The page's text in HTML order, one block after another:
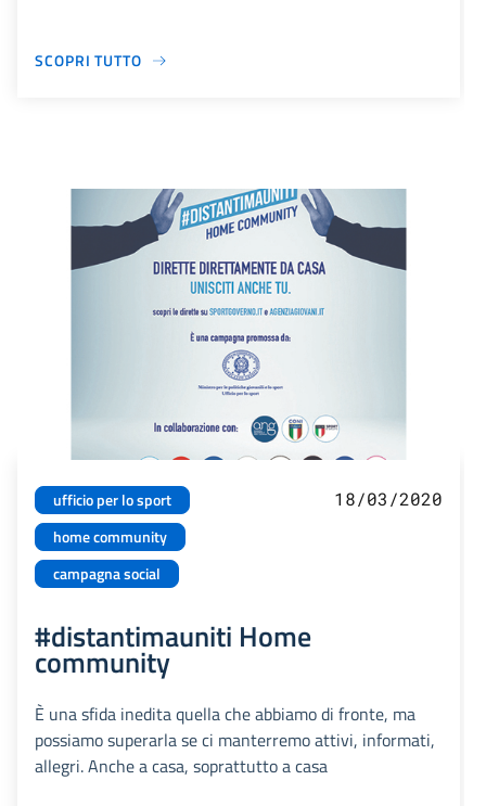
SCOPRI TUTTO
ufficio per lo sport
home community
campagna social
18/03/2020
#distantimauniti Home
community
È una sfida inedita quella che abbiamo di fronte, ma
possiamo superarla se ci manterremo attivi, informati,
allegri. Anche a casa, soprattutto a casa